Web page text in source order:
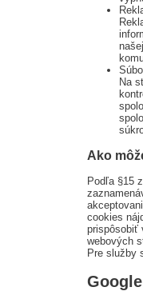
Na
Ako
Podľa §15
cookies
prispôsobiť
webových
Pre služby